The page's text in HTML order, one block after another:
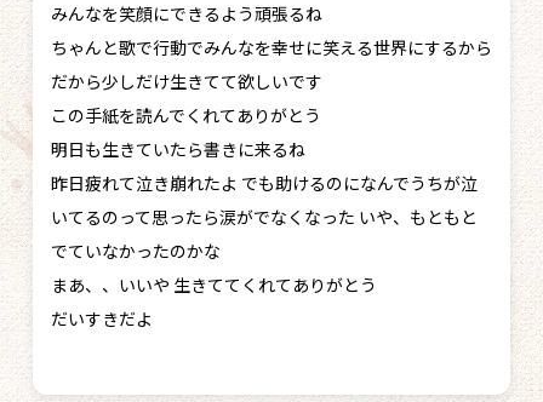
みんなを笑顔にできるよう頑張るね
ちゃんと歌で行動でみんなを幸せに笑える世界にするから
だから少しだけ生きてて欲しいです
この手紙を読んでくれてありがとう
明日も生きていたら書きに来るね
昨日疲れて泣き崩れたよ でも助けるのになんでうちが泣
いてるのって思ったら涙がでなくなった いや、もともと
でていなかったのかな
まあ、、いいや 生きててくれてありがとう
だいすきだよ